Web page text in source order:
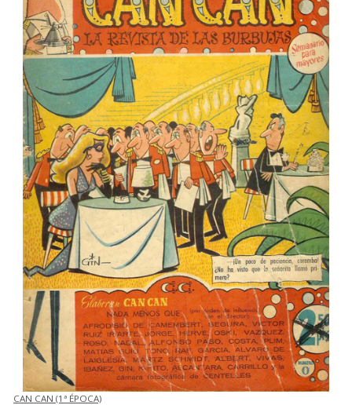
CAN CAN (1ª ÉPOCA)